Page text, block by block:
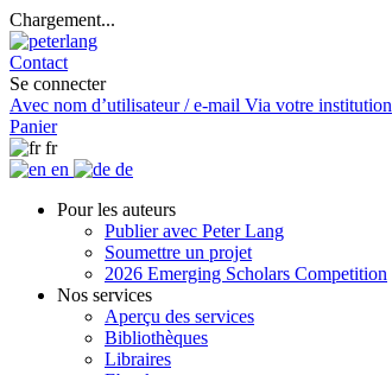
Chargement...
Contact
Se connecter
Avec nom d’utilisateur / e-mail Via votre institution
Panier
fr
en
de
Pour les auteurs
Publier avec Peter Lang
Soumettre un projet
2026 Emerging Scholars Competition
Nos services
Aperçu des services
Bibliothèques
Libraires